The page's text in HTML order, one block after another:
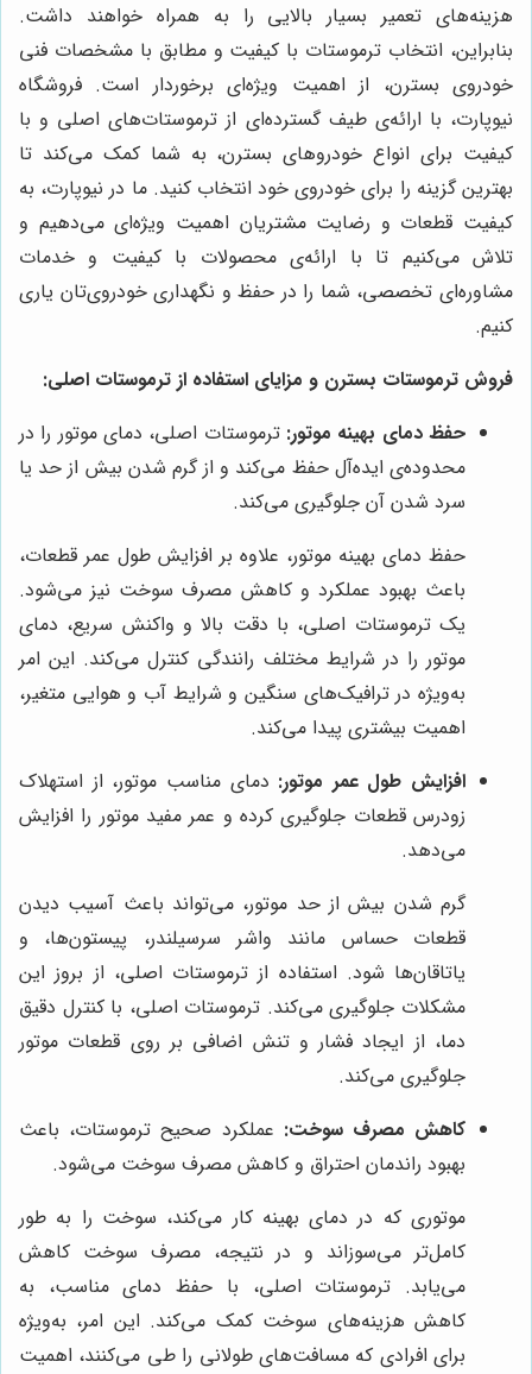
هزینه‌های تعمیر بسیار بالایی را به همراه خواهند داشت.
بنابراین، انتخاب ترموستات با کیفیت و مطابق با مشخصات فنی
خودروی بسترن، از اهمیت ویژه‌ای برخوردار است. فروشگاه
نیوپارت، با ارائه‌ی طیف گسترده‌ای از ترموستات‌های اصلی و با
کیفیت برای انواع خودروهای بسترن، به شما کمک می‌کند تا
بهترین گزینه را برای خودروی خود انتخاب کنید. ما در نیوپارت، به
کیفیت قطعات و رضایت مشتریان اهمیت ویژه‌ای می‌دهیم و
تلاش می‌کنیم تا با ارائه‌ی محصولات با کیفیت و خدمات
مشاوره‌ای تخصصی، شما را در حفظ و نگهداری خودروی‌تان یاری
کنیم.
فروش ترموستات بسترن و مزایای استفاده از ترموستات اصلی:
حفظ دمای بهینه موتور: ترموستات اصلی، دمای موتور را در
محدوده‌ی ایده‌آل حفظ می‌کند و از گرم شدن بیش از حد یا
سرد شدن آن جلوگیری می‌کند.
حفظ دمای بهینه موتور، علاوه بر افزایش طول عمر قطعات،
باعث بهبود عملکرد و کاهش مصرف سوخت نیز می‌شود.
یک ترموستات اصلی، با دقت بالا و واکنش سریع، دمای
موتور را در شرایط مختلف رانندگی کنترل می‌کند. این امر
به‌ویژه در ترافیک‌های سنگین و شرایط آب و هوایی متغیر،
اهمیت بیشتری پیدا می‌کند.
افزایش طول عمر موتور: دمای مناسب موتور، از استهلاک
زودرس قطعات جلوگیری کرده و عمر مفید موتور را افزایش
می‌دهد.
گرم شدن بیش از حد موتور، می‌تواند باعث آسیب دیدن
قطعات حساس مانند واشر سرسیلندر، پیستون‌ها، و
یاتاقان‌ها شود. استفاده از ترموستات اصلی، از بروز این
مشکلات جلوگیری می‌کند. ترموستات اصلی، با کنترل دقیق
دما، از ایجاد فشار و تنش اضافی بر روی قطعات موتور
جلوگیری می‌کند.
کاهش مصرف سوخت: عملکرد صحیح ترموستات، باعث
بهبود راندمان احتراق و کاهش مصرف سوخت می‌شود.
موتوری که در دمای بهینه کار می‌کند، سوخت را به طور
کامل‌تر می‌سوزاند و در نتیجه، مصرف سوخت کاهش
می‌یابد. ترموستات اصلی، با حفظ دمای مناسب، به
کاهش هزینه‌های سوخت کمک می‌کند. این امر، به‌ویژه
برای افرادی که مسافت‌های طولانی را طی می‌کنند، اهمیت